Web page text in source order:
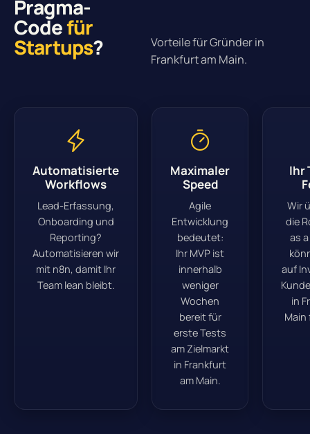
Pragma-
Codefür
Startups?
Vorteile für Gründer in
Frankfurt am Main.
Automatisierte
Workflows
Lead-Erfassung,
Onboarding und
Reporting?
Automatisieren wir
mit n8n, damit Ihr
Team lean bleibt.
Maximaler
Speed
Agile
Entwicklung
bedeutet:
Ihr MVP ist
innerhalb
weniger
Wochen
bereit für
erste Tests
am Zielmarkt
in Frankfurt
am Main.
Ihr
Wir
die
as
auf
in
Main